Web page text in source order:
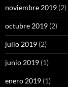
noviembre 2019 (2)
octubre 2019 (2)
julio 2019 (2)
junio 2019 (1)
enero 2019 (1)